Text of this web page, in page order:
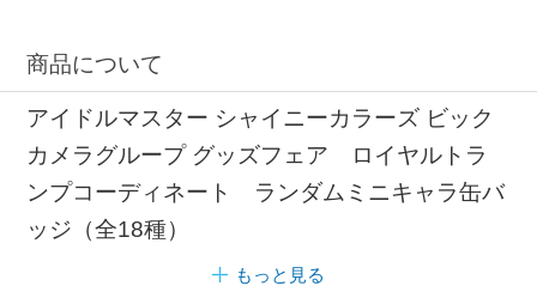
商品について
アイドルマスター シャイニーカラーズ ビック
カメラグループ グッズフェア ロイヤルトラ
ンプコーディネート ランダムミニキャラ缶バ
ッジ（全18種）
もっと見る